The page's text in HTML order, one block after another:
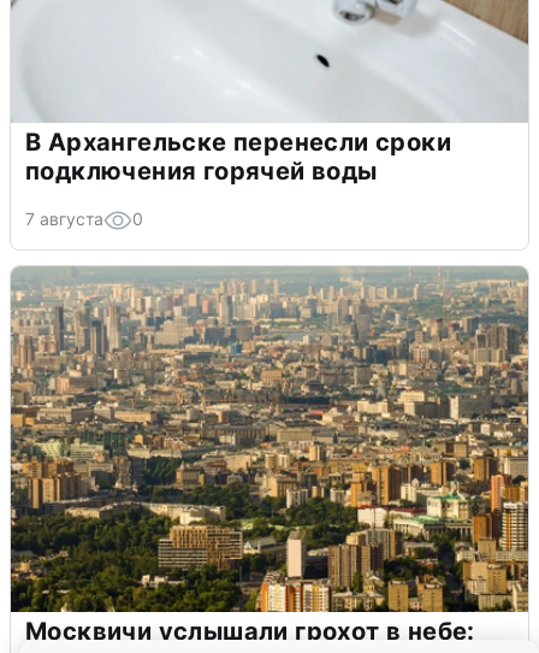
В Архангельске перенесли сроки
подключения горячей воды
7 августа 0
Москвичи услышали грохот в небе: